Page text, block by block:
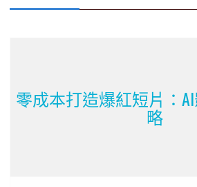
零成本打造爆紅短片：
略